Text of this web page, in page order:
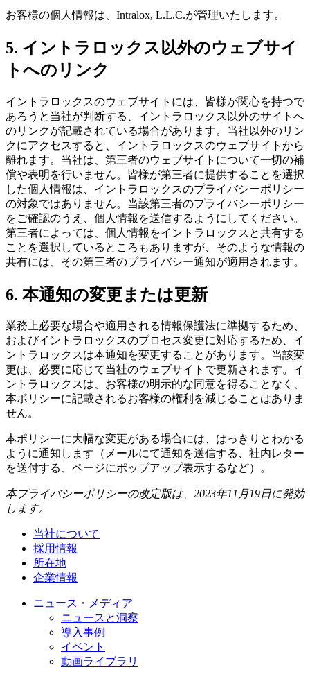
お客様の個人情報は、Intralox, L.L.C.が管理いたします。
5. イントラロックス以外のウェブサイ
トへのリンク
イントラロックスのウェブサイトには、皆様が関心を持つで
あろうと当社が判断する、イントラロックス以外のサイトへ
のリンクが記載されている場合があります。当社以外のリン
クにアクセスすると、イントラロックスのウェブサイトから
離れます。当社は、第三者のウェブサイトについて一切の補
償や表明を行いません。皆様が第三者に提供することを選択
した個人情報は、イントラロックスのプライバシーポリシー
の対象ではありません。当該第三者のプライバシーポリシー
をご確認のうえ、個人情報を送信するようにしてください。
第三者によっては、個人情報をイントラロックスと共有する
ことを選択しているところもありますが、そのような情報の
共有には、その第三者のプライバシー通知が適用されます。
6. 本通知の変更または更新
業務上必要な場合や適用される情報保護法に準拠するため、
およびイントラロックスのプロセス変更に対応するため、イ
ントラロックスは本通知を変更することがあります。当該変
更は、必要に応じて当社のウェブサイトで更新されます。イ
ントラロックスは、お客様の明示的な同意を得ることなく、
本ポリシーに記載されるお客様の権利を減じることはありま
せん。
本ポリシーに大幅な変更がある場合には、はっきりとわかる
ように通知します（メールにて通知を送信する、社内レター
を送付する、ページにポップアップ表示するなど）。
本プライバシーポリシーの改定版は、2023年11月19日に発効
します。
当社について
採用情報
所在地
企業情報
ニュース・メディア
ニュースと洞察
導入事例
イベント
動画ライブラリ